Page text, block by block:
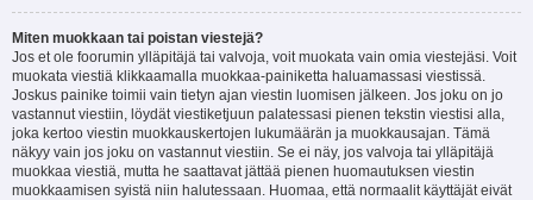
Miten muokkaan tai poistan viestejä?
Jos et ole foorumin ylläpitäjä tai valvoja, voit muokata vain omia viestejäsi. Voit
muokata viestiä klikkaamalla muokkaa-painiketta haluamassasi viestissä.
Joskus painike toimii vain tietyn ajan viestin luomisen jälkeen. Jos joku on jo
vastannut viestiin, löydät viestiketjuun palatessasi pienen tekstin viestisi alla,
joka kertoo viestin muokkauskertojen lukumäärän ja muokkausajan. Tämä
näkyy vain jos joku on vastannut viestiin. Se ei näy, jos valvoja tai ylläpitäjä
muokkaa viestiä, mutta he saattavat jättää pienen huomautuksen viestin
muokkaamisen syistä niin halutessaan. Huomaa, että normaalit käyttäjät eivät